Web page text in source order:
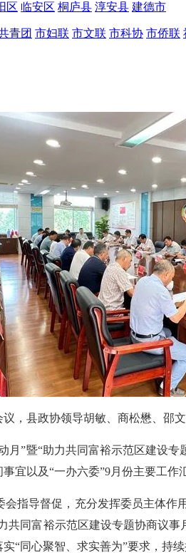
区 临安区 桐庐县 淳安县 建德市
青团 市妇联 市文联 市科协 市侨联
，县政协领导胡敏、商松懋、邵
月”暨“助力共同富裕示范区建设
以及“一办六委”9月份主要工作
指导督促，充分发挥委员主体
同富裕示范区建设专题协商议
同心聚智、求实善为”要求，持续